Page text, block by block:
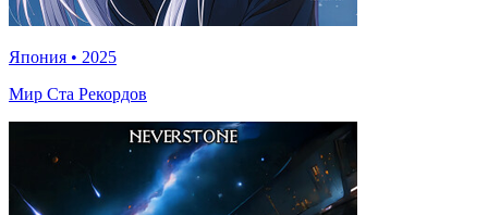
Япония • 2025
Мир Ста Рекордов